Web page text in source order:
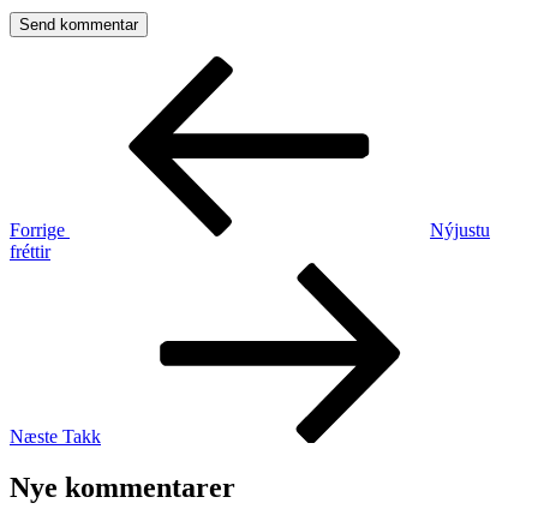
Indlægsnavigation
Forrige
Nýjustu
fréttir
Næste Takk
Nye kommentarer